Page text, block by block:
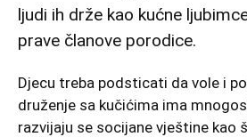
ljudi ih drže kao kućne
prave članove porodice.
Djecu treba podsticati da vole i
druženje sa kučićima ima
razvijaju se socijane vještine kao